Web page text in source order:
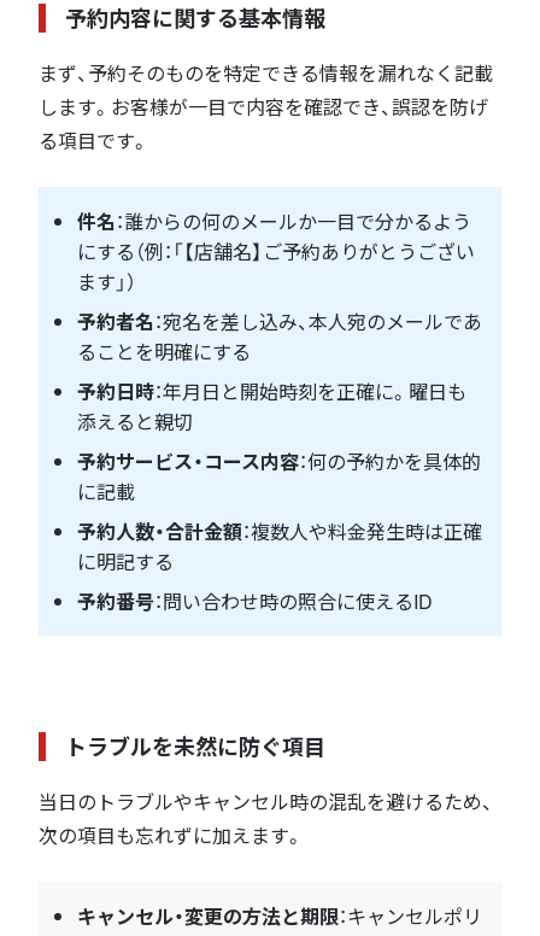
予約内容に関する基本情報
まず、予約そのものを特定できる情報を漏れなく記載
します。お客様が一目で内容を確認でき、誤認を防げ
る項目です。
件名：誰からの何のメールか一目で分かるよう
にする（例：「【店舗名】ご予約ありがとうござい
ます」）
予約者名：宛名を差し込み、本人宛のメールであ
ることを明確にする
予約日時：年月日と開始時刻を正確に。曜日も
添えると親切
予約サービス・コース内容：何の予約かを具体的
に記載
予約人数・合計金額：複数人や料金発生時は正確
に明記する
予約番号：問い合わせ時の照合に使えるID
トラブルを未然に防ぐ項目
当日のトラブルやキャンセル時の混乱を避けるため、
次の項目も忘れずに加えます。
キャンセル・変更の方法と期限：キャンセルポリ